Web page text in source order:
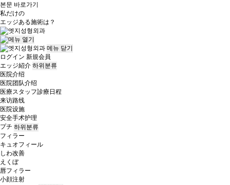
본문 바로가기
私だけの
エッジある施術は？
메뉴 닫기
ログイン 新規会員
エッジ紹介 하위분류
医院介绍
医院团队介绍
医療スタッフ診療日程
来访路线
医院设施
安全手术护理
プチ 하위분류
フィラー
キュオフィール
しわ改善
えくぼ
唇フィラー
小顔注射